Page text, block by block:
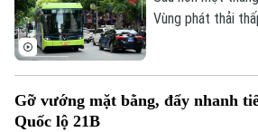
Chuyên mục
Thời sự
máy nhà nước.
Vùng phát thải
từng bước hướng
Gỡ vướng mặt bằng, đẩy nhanh
Quốc lộ 21B